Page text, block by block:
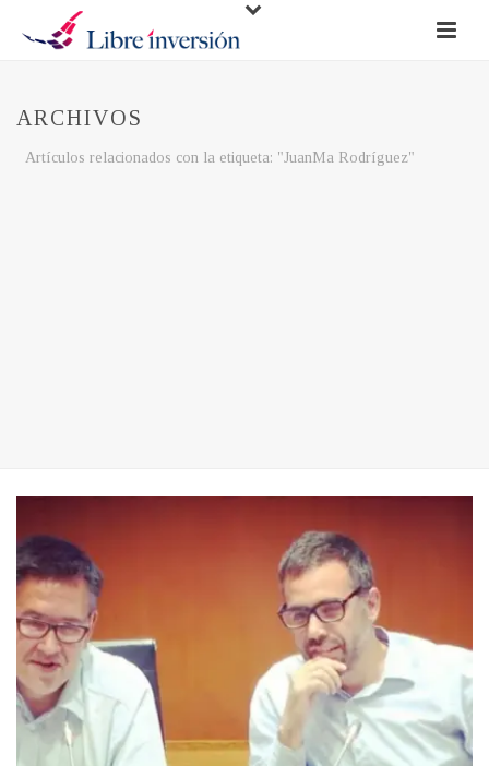
ARCHIVOS
Artículos relacionados con la etiqueta: "JuanMa Rodríguez"